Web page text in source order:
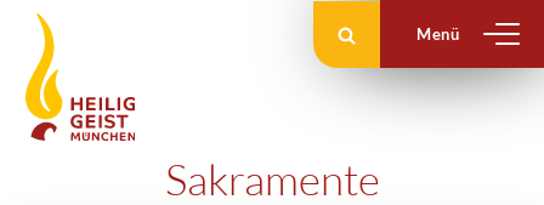
Zum
Inhalt
springen
Sakramente